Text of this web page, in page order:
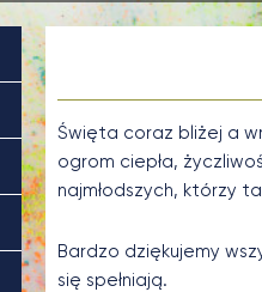
Święta coraz bliżej a
ogrom ciepła,
najmłodszych, którzy
Bardzo dziękujemy
się spełniają.